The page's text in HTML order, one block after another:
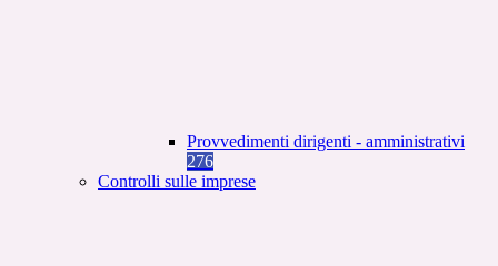
Provvedimenti dirigenti - amministrativi
276
Controlli sulle imprese